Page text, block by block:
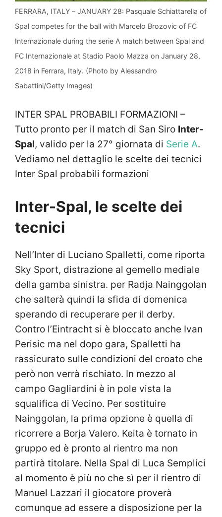
FERRARA, ITALY – JANUARY 28: Pasquale Schiattarella of
Spal competes for the ball with Marcelo Brozovic of FC
Internazionale during the serie A match between Spal and
FC Internazionale at Stadio Paolo Mazza on January 28,
2018 in Ferrara, Italy. (Photo by Alessandro
Sabattini/Getty Images)
INTER SPAL PROBABILI FORMAZIONI –
Tutto pronto per il match di San Siro Inter-
Spal, valido per la 27° giornata di Serie A.
Vediamo nel dettaglio le scelte dei tecnici
Inter Spal probabili formazioni
Inter-Spal, le scelte dei
tecnici
Nell’Inter di Luciano Spalletti, come riporta
Sky Sport, distrazione al gemello mediale
della gamba sinistra. per Radja Nainggolan
che salterà quindi la sfida di domenica
sperando di recuperare per il derby.
Contro l’Eintracht si è bloccato anche Ivan
Perisic ma nel dopo gara, Spalletti ha
rassicurato sulle condizioni del croato che
però non verrà rischiato. In mezzo al
campo Gagliardini è in pole vista la
squalifica di Vecino. Per sostituire
Nainggolan, la prima opzione è quella di
ricorrere a Borja Valero. Keita è tornato in
gruppo ed è pronto al rientro ma non
partirà titolare. Nella Spal di Luca Semplici
al momento è più no che sì per il rientro di
Manuel Lazzari il giocatore proverà
comunque ad essere a disposizione per la